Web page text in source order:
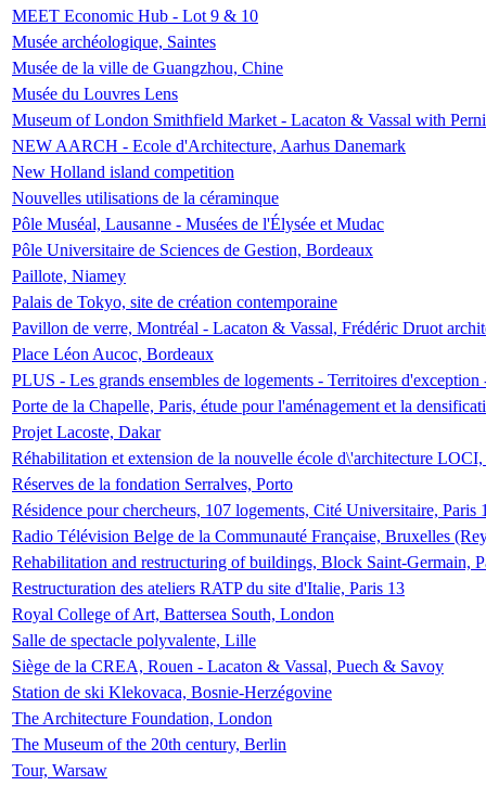
MEET Economic Hub - Lot 9 & 10
Musée archéologique, Saintes
Musée de la ville de Guangzhou, Chine
Musée du Louvres Lens
Museum of London Smithfield Market - Lacaton & Vassal with
NEW AARCH - Ecole d'Architecture, Aarhus Danemark
New Holland island competition
Nouvelles utilisations de la céraminque
Pôle Muséal, Lausanne - Musées de l'Élysée et Mudac
Pôle Universitaire de Sciences de Gestion, Bordeaux
Paillote, Niamey
Palais de Tokyo, site de création contemporaine
Pavillon de verre, Montréal - Lacaton & Vassal, Frédéric Druot
Place Léon Aucoc, Bordeaux
PLUS - Les grands ensembles de logements - Territoires
Porte de la Chapelle, Paris, étude pour l'aménagement et la
Projet Lacoste, Dakar
Réhabilitation et extension de la nouvelle école d\'architecture
Réserves de la fondation Serralves, Porto
Résidence pour chercheurs, 107 logements, Cité Universitaire, Paris
Radio Télévision Belge de la Communauté Française, Bruxelles
Rehabilitation and restructuring of buildings, Block Saint-Germain,
Restructuration des ateliers RATP du site d'Italie, Paris 13
Royal College of Art, Battersea South, London
Salle de spectacle polyvalente, Lille
Siège de la CREA, Rouen - Lacaton & Vassal, Puech & Savoy
Station de ski Klekovaca, Bosnie-Herzégovine
The Architecture Foundation, London
The Museum of the 20th century, Berlin
Tour, Warsaw